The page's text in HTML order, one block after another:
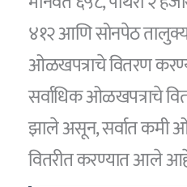
४१२ आणि सोनपेठ
ओळखपत्राचे वितरण
सर्वाधिक ओळखपत्राचे
झाले असून, सर्वात कमी
वितरीत करण्यात आले